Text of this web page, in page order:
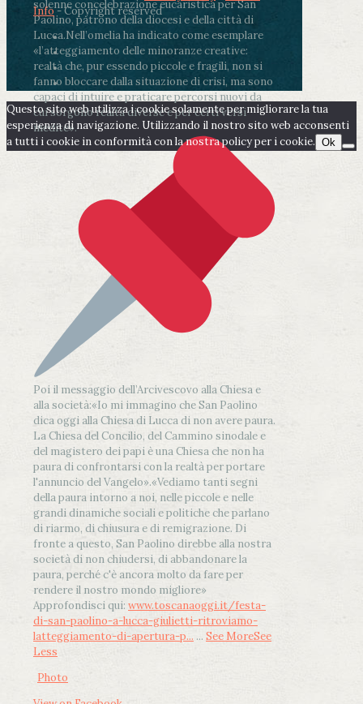
solenne concelebrazione eucaristica per San
Paolino, patrono della diocesi e della città di
Lucca.Nell’omelia ha indicato come esemplare
«l’atteggiamento delle minoranze creative:
realtà che, pur essendo piccole e fragili, non si
fanno bloccare dalla situazione di crisi, ma sono
capaci di intuire e praticare percorsi nuovi da
cui sorgono realtà diverse e per certi versi
inedite».
Poi il messaggio dell’Arcivescovo alla Chiesa e
alla società:«Io mi immagino che San Paolino
dica oggi alla Chiesa di Lucca di non avere paura.
La Chiesa del Concilio, del Cammino sinodale e
del magistero dei papi è una Chiesa che non ha
paura di confrontarsi con la realtà per portare
l'annuncio del Vangelo».«Vediamo tanti segni
della paura intorno a noi, nelle piccole e nelle
grandi dinamiche sociali e politiche che parlano
di riarmo, di chiusura e di remigrazione. Di
fronte a questo, San Paolino direbbe alla nostra
società di non chiudersi, di abbandonare la
paura, perché c'è ancora molto da fare per
rendere il nostro mondo migliore»
Approfondisci qui: www.toscanaoggi.it/festa-
di-san-paolino-a-lucca-giulietti-ritroviamo-
latteggiamento-di-apertura-p... ... See MoreSee
Less
Photo
Info- Copyright reserved
Questo sito web utilizza i cookie solamente per migliorare la tua
esperienza di navigazione. Utilizzando il nostro sito web acconsenti
a tutti i cookie in conformità con la nostra policy per i cookie. Ok